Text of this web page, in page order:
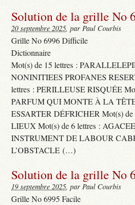
Solution de la grille No
20 septembre 2025, par Paul Courbis
Grille No 6996 Difficile
Dictionnaire
Mot(s) de 15 lettres :
NONINITIEES PROFANES
lettres : PERILLEUSE RISQUÉE
PARFUM QUI MONTE À LA
ESSARTER DÉFRICHER Mot(s)
LIEUX Mot(s) de 6 lettres :
INSTRUMENT DE LABOUR
L’OBSTACLE (…)
Solution de la grille No
19 septembre 2025, par Paul Courbis
Grille No 6995 Facile